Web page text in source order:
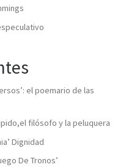
el poemario de las
filósofo y la peluquera
Dignidad
De Tronos’